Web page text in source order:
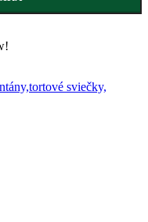
sviečky,